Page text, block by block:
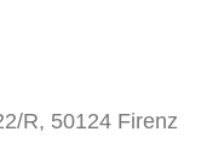
R, 50124 Firenz